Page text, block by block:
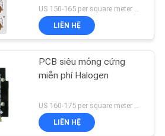
LIÊN HỆ
PCB siêu mỏng cứng
miễn phí Halogen
LIÊN HỆ